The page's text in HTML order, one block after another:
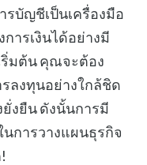
รบัญชีเป็นเครื่องมือ
ารเงินได้อย่างมี
ริ่มต้น คุณจะต้อง
ลงทุนอย่างใกล้ชิด
งยืน ดังนั้นการมี
การวางแผนธุรกิจ